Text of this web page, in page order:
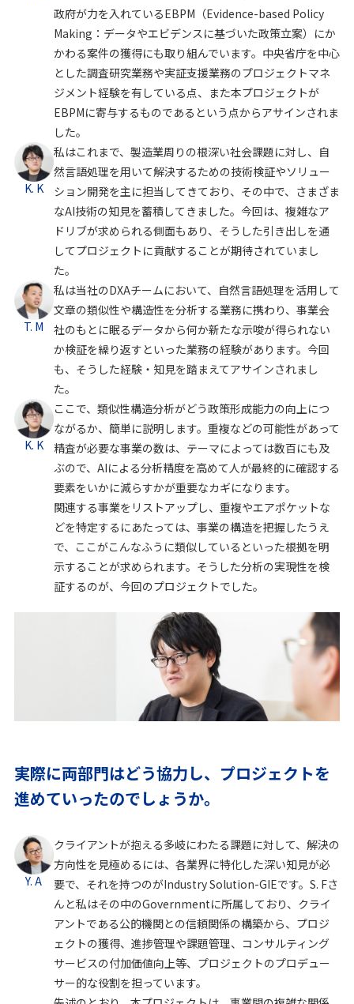
政府が力を入れているEBPM（Evidence-based Policy
Making：データやエビデンスに基づいた政策立案）にか
かわる案件の獲得にも取り組んでいます。中央省庁を中心
とした調査研究業務や実証支援業務のプロジェクトマネ
ジメント経験を有している点、また本プロジェクトが
EBPMに寄与するものであるという点からアサインされま
した。
K. K
私はこれまで、製造業周りの根深い社会課題に対し、自
然言語処理を用いて解決するための技術検証やソリュー
ション開発を主に担当してきており、その中で、さまざま
なAI技術の知見を蓄積してきました。今回は、複雑なア
ドリブが求められる側面もあり、そうした引き出しを通
してプロジェクトに貢献することが期待されていまし
た。
T. M
私は当社のDXAチームにおいて、自然言語処理を活用して
文章の類似性や構造性を分析する業務に携わり、事業会
社のもとに眠るデータから何か新たな示唆が得られない
か検証を繰り返すといった業務の経験があります。今回
も、そうした経験・知見を踏まえてアサインされまし
た。
K. K
ここで、類似性構造分析がどう政策形成能力の向上につ
ながるか、簡単に説明します。重複などの可能性があって
精査が必要な事業の数は、テーマによっては数百にも及
ぶので、AIによる分析精度を高めて人が最終的に確認する
要素をいかに減らすかが重要なカギになります。
関連する事業をリストアップし、重複やエアポケットな
どを特定するにあたっては、事業の構造を把握したうえ
で、ここがこんなふうに類似しているといった根拠を明
示することが求められます。そうした分析の実現性を検
証するのが、今回のプロジェクトでした。
実際に両部門はどう協力し、プロジェクトを
進めていったのでしょうか。
Y. A
クライアントが抱える多岐にわたる課題に対して、解決の
方向性を見極めるには、各業界に特化した深い知見が必
要で、それを持つのがIndustry Solution-GIEです。S. Fさ
んと私はその中のGovernmentに所属しており、クライ
アントである公的機関との信頼関係の構築から、プロジ
ェクトの獲得、進捗管理や課題管理、コンサルティング
サービスの付加価値向上等、プロジェクトのプロデュー
サー的な役割を担っています。